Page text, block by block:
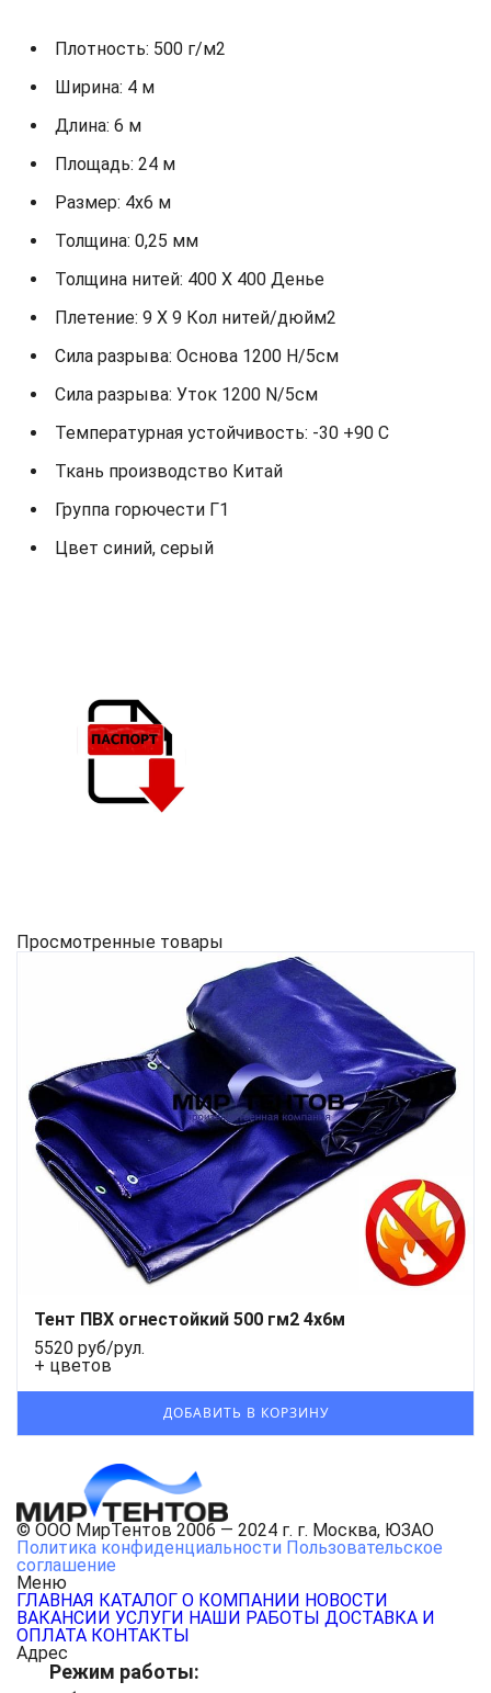
Плотность: 500 г/м2
Ширина: 4 м
Длина: 6 м
Площадь: 24 м
Размер: 4х6 м
Толщина: 0,25 мм
Толщина нитей: 400 X 400 Денье
Плетение: 9 X 9 Кол нитей/дюйм2
Сила разрыва: Основа 1200 Н/5см
Сила разрыва: Уток 1200 N/5см
Температурная устойчивость: -30 +90 С
Ткань производство Китай
Группа горючести Г1
Цвет синий, серый
Просмотренные товары
Тент ПВХ огнестойкий 500 гм2 4х6м
5520 руб/рул.
+ цветов
© ООО МирТентов 2006 — 2024 г. г. Москва, ЮЗАО
Политика конфиденциальности Пользовательское
соглашение
Меню
ГЛАВНАЯ КАТАЛОГ О КОМПАНИИ НОВОСТИ
ВАКАНСИИ УСЛУГИ НАШИ РАБОТЫ ДОСТАВКА И
ОПЛАТА КОНТАКТЫ
Адрес
Режим работы: